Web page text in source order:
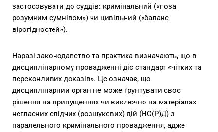
застосовувати до суддів: кримінальний («поза
розумним сумнівом») чи цивільний («баланс
вірогідностей»).
Наразі законодавство та практика визначають, що в
дисциплінарному провадженні діє стандарт «чітких та
переконливих доказів». Це означає, що
дисциплінарний орган не може ґрунтувати своє
рішення на припущеннях чи виключно на матеріалах
негласних слідчих (розшукових) дій (НС(Р)Д) з
паралельного кримінального провадження, адже